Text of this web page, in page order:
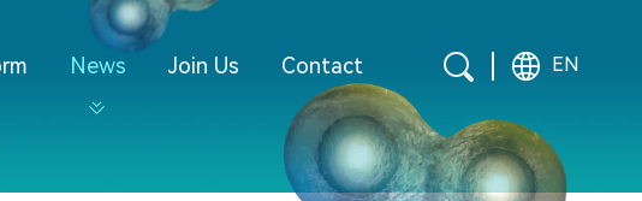
News Join Us Contact EN